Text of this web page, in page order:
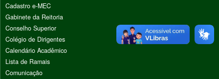
Cadastro e-MEC
Gabinete da Reitoria
Conselho Superior
Colégio de Dirigentes
Calendário Acadêmico
Lista de Ramais
Comunicação